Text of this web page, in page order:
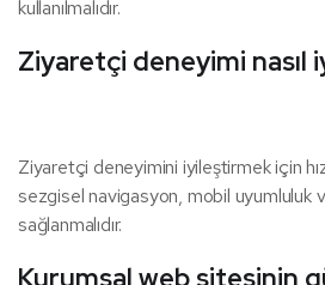
kullanılmalıdır.
Ziyaretçi deneyimi nasıl
Ziyaretçi deneyimini iyileştirmek için
sezgisel navigasyon, mobil uyumluluk
sağlanmalıdır.